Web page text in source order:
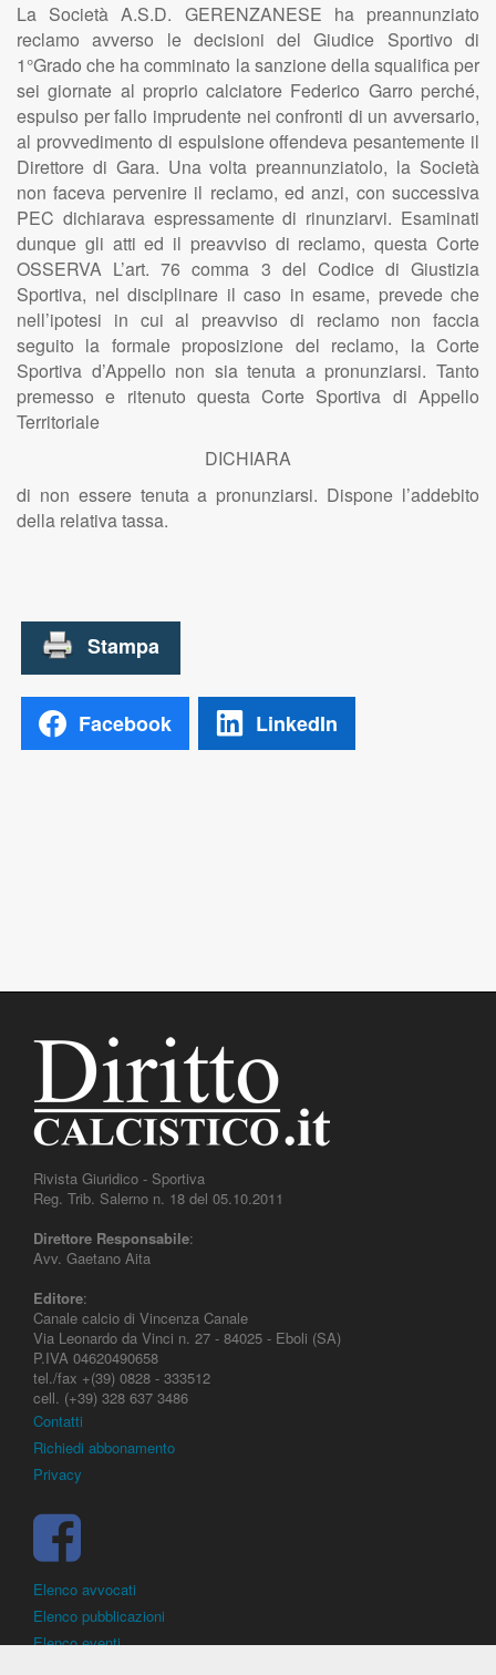
La Società A.S.D. GERENZANESE ha preannunziato
reclamo avverso le decisioni del Giudice Sportivo di
1°Grado che ha comminato la sanzione della squalifica per
sei giornate al proprio calciatore Federico Garro perché,
espulso per fallo imprudente nei confronti di un avversario,
al provvedimento di espulsione offendeva pesantemente il
Direttore di Gara. Una volta preannunziatolo, la Società
non faceva pervenire il reclamo, ed anzi, con successiva
PEC dichiarava espressamente di rinunziarvi. Esaminati
dunque gli atti ed il preavviso di reclamo, questa Corte
OSSERVA L’art. 76 comma 3 del Codice di Giustizia
Sportiva, nel disciplinare il caso in esame, prevede che
nell’ipotesi in cui al preavviso di reclamo non faccia
seguito la formale proposizione del reclamo, la Corte
Sportiva d’Appello non sia tenuta a pronunziarsi. Tanto
premesso e ritenuto questa Corte Sportiva di Appello
Territoriale
DICHIARA
di non essere tenuta a pronunziarsi. Dispone l’addebito
della relativa tassa.
Facebook LinkedIn
Rivista Giuridico - Sportiva
Reg. Trib. Salerno n. 18 del 05.10.2011
Direttore Responsabile:
Avv. Gaetano Aita
Editore:
Canale calcio di Vincenza Canale
Via Leonardo da Vinci n. 27 - 84025 - Eboli (SA)
P.IVA 04620490658
tel./fax +(39) 0828 - 333512
cell. (+39) 328 637 3486
Contatti
Richiedi abbonamento
Privacy
Elenco avvocati
Elenco pubblicazioni
Elenco eventi